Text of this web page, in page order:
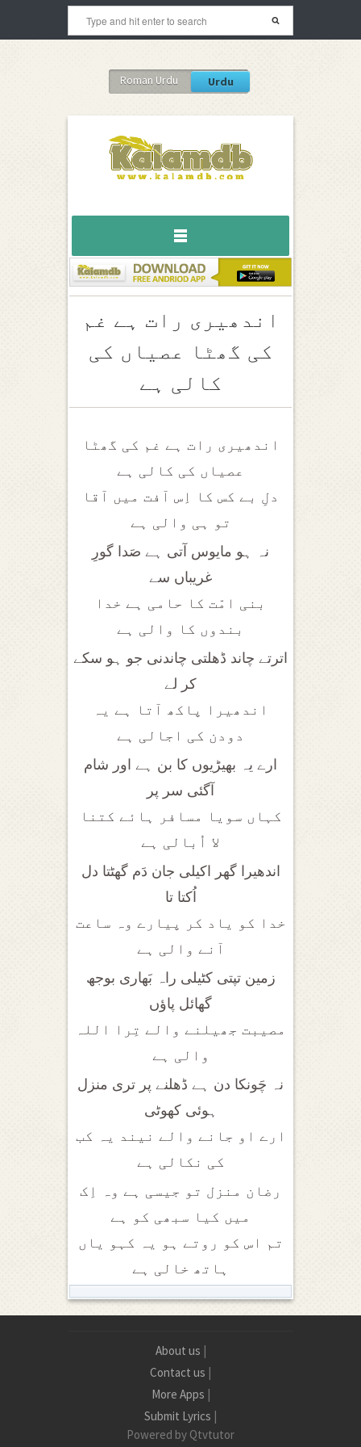
Roman Urdu Urdu
اندھیری رات ہے غم
کی گھٹا عصیاں کی
کالی ہے
اندھیری رات ہے غم کی گھٹا
عصیاں کی کالی ہے
دلِ بے کس کا اِس آفت میں آقا
تو ہی والی ہے
نہ ہو مایوس آتی ہے صَدا گورِ
غریباں سے
بنی امّت کا حامی ہے خدا
بندوں کا والی ہے
اترتے چاند ڈھلتی چاندنی جو ہو سکے
کر لے
اندھیرا پاکھ آتا ہے یہ
دودن کی اجالی ہے
ارے یہ بھیڑیوں کا بن ہے اور شام
آگئی سر پر
کہاں سویا مسافر ہائے کتنا
لا اُبالی ہے
اندھیرا گھر اکیلی جان دَم گھٹتا دل
اُکتا تا
خدا کو یاد کر پیارے وہ ساعت
آنے والی ہے
زمین تپتی کٹیلی راہ بَھاری بوجھ
گھائل پاؤں
مصیبت جھیلنے والے تِرا اللہ
والی ہے
نہ چَونکا دن ہے ڈھلنے پر تری منزل
ہوئی کھوٹی
ارے او جانے والے نیند یہ کب
کی نکالی ہے
رضان منزل تو جیسی ہے وہ اِک
میں کیا سبھی کو ہے
تم اس کو روتے ہو یہ کہو یاں
ہاتھ خالی ہے
About us
Contact us
More Apps
Submit Lyrics
Powered by Qtvtutor